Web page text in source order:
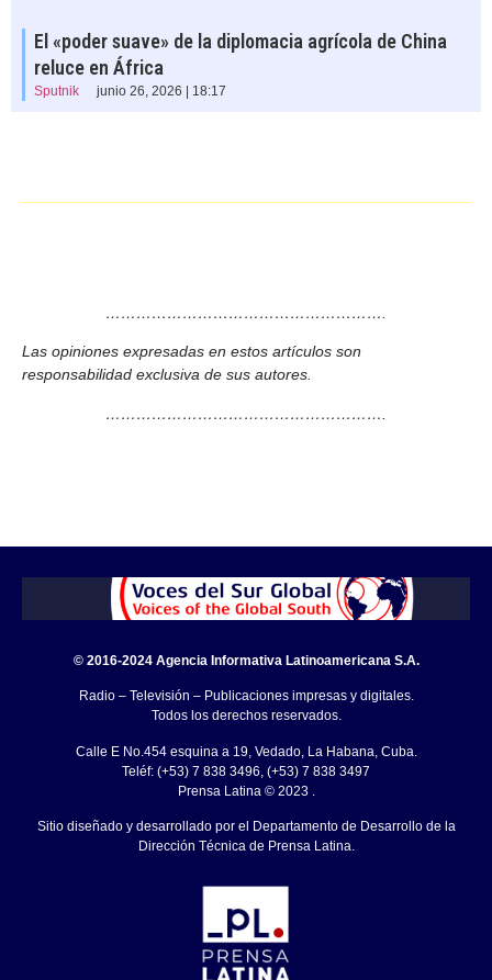
El «poder suave» de la diplomacia agrícola de China
reluce en África
Sputnik junio 26, 2026 | 18:17
……………………………………………….
Las opiniones expresadas en estos artículos son
responsabilidad exclusiva de sus autores.
……………………………………………….
© 2016-2024 Agencia Informativa Latinoamericana S.A.
Radio – Televisión – Publicaciones impresas y digitales.
Todos los derechos reservados.
Calle E No.454 esquina a 19, Vedado, La Habana, Cuba.
Teléf: (+53) 7 838 3496, (+53) 7 838 3497
Prensa Latina © 2023 .
Sitio diseñado y desarrollado por el Departamento de Desarrollo de la
Dirección Técnica de Prensa Latina.